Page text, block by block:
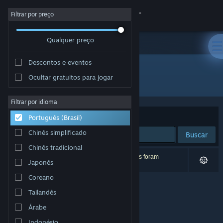
Iniciar sessão
Sobre
Suporte
Alterar idioma
Baixe o aplicativo móvel do Steam
Ver versão para computadores
Filtrar por preço
Qualquer preço
Descontos e eventos
Ocultar gratuitos para jogar
Filtrar por idioma
Português (Brasil)
Chinês simplificado
Chinês tradicional
Japonês
Coreano
Tailandês
Árabe
Desenvolvedor: DMONG Co., Ltd.
Ordenar por Relevância
Buscar
0 resultados correspondem à sua busca. 5 títulos foram
excluídos de acordo com as suas preferências.